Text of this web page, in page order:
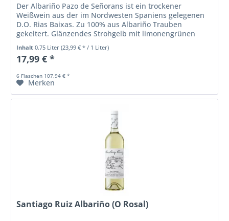
Der Albariño Pazo de Señorans ist ein trockener
Weißwein aus der im Nordwesten Spaniens gelegenen
D.O. Rias Baixas. Zu 100% aus Albariño Trauben
gekeltert. Glänzendes Strohgelb mit limonengrünen
Nuancen. In der Nase kommen die...
Inhalt0.75 Liter(23,99 € * / 1 Liter)
17,99 € *
6 Flaschen 107,94 € *
Merken
Santiago Ruiz Albariño (O Rosal)